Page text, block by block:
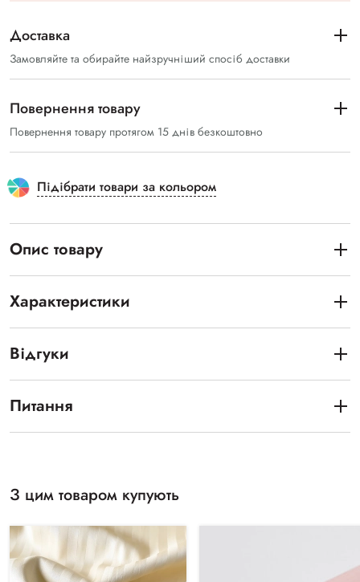
Доставка
Замовляйте та обирайте найзручніший спосіб доставки
Повернення товару
Повернення товару протягом 15 днів безкоштовно
Підібрати товари за кольором
Опис товару
Характеристики
Відгуки
Питання
З цим товаром купують